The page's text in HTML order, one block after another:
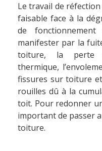
Le travail de
faisable face à la
de
manifester par la
toiture, la perte
thermique,
fissures sur toiture
rouilles dû à la
toit. Pour redonner
important de passer
toiture.